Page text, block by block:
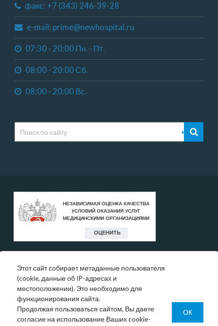
факс: +7 (343) 246-39-28
e-mail: prime@newhospital.ru
07:30 - 20:00 Пн. - Пт.
08:00 - 20:00 Сб.
08:00 - 20:00 Вс.
* Цены, указанные на сайте, носят исключительно
информативный характер и могут быть в любое время
изменены.
Окончательную информация необходимо уточнять у
администратора в регистратуре или по телефону:
+7 (343) 355-56-57.
Этот сайт собирает метаданные пользователя
(cookie, данные об IP-адресах и
местоположении). Это необходимо для
функционирования сайта.
Продолжая пользоваться сайтом, Вы даете
согласие на использование Ваших cookie-
ОК